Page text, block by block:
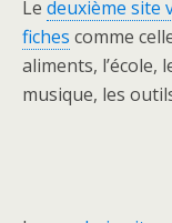
Le deuxième site
fiches comme
aliments, l’école,
musique, les